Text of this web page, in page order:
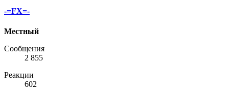
-=FX=-
Местный
Сообщения
2 855
Реакции
602